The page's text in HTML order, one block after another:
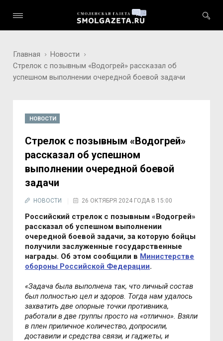
Главная
Новости
Стрелок с позывным «Водогрей» рассказал об
успешном выполнении очередной боевой задачи
НОВОСТИ
Стрелок с позывным «Водогрей»
рассказал об успешном
выполнении очередной боевой
задачи
НОВОСТИ 26 ОКТЯБРЯ 2024 ГОДА В 15:00
Российский стрелок с позывным «Водогрей»
рассказал об успешном выполнении
очередной боевой задачи, за которую бойцы
получили заслуженные государственные
награды. Об этом сообщили в Министерстве
обороны Российской Федерации.
«Задача была выполнена так, что личный состав
был полностью цел и здоров. Тогда нам удалось
захватить две опорные точки противника,
работали в две группы просто на «отлично». Взяли
в плен приличное количество, допросили,
доставили и средства связи, и гаджеты, и